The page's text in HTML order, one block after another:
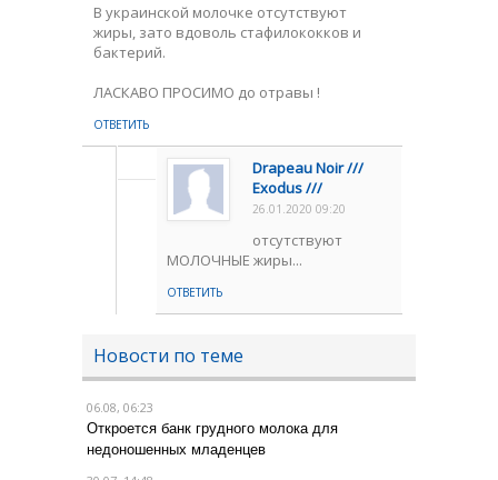
В украинской молочке отсутствуют
жиры, зато вдоволь стафилококков и
бактерий.
ЛАСКАВО ПРОСИМО до отравы !
ОТВЕТИТЬ
Drapeau Noir ///
Exodus ///
26.01.2020 09:20
отсутствуют
МОЛОЧНЫЕ жиры...
ОТВЕТИТЬ
Новости по теме
06.08, 06:23
Откроется банк грудного молока для
недоношенных младенцев